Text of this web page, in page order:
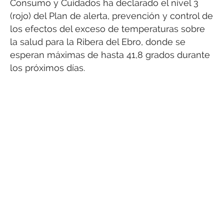
Consumo y Cuidados ha declarado el nivel 3
(rojo) del Plan de alerta, prevención y control de
los efectos del exceso de temperaturas sobre
la salud para la Ribera del Ebro, donde se
esperan máximas de hasta 41,8 grados durante
los próximos días.